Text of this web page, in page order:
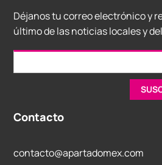
Déjanos tu correo electrónico y
último de las noticias locales y
Contacto
contacto@apartadomex.com